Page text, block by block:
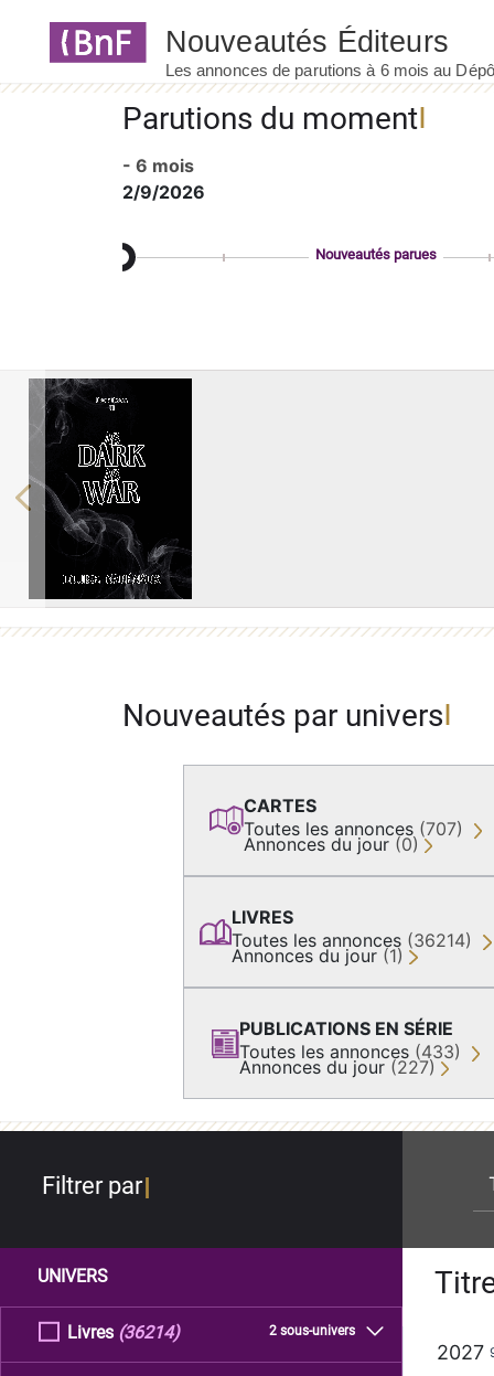
Parutions du moment
- 6 mois
2/9/2026
Nouveautés parues
Previous
Nouveautés par univers
CARTES
Toutes les annonces (707)
Annonces du jour (0)
LIVRES
Toutes les annonces (36214)
Annonces du jour (1)
PUBLICATIONS EN SÉRIE
Toutes les annonces (433)
Annonces du jour (227)
Filtrer par
UNIVERS
Livres 2 sous-univers
(36214)
2027